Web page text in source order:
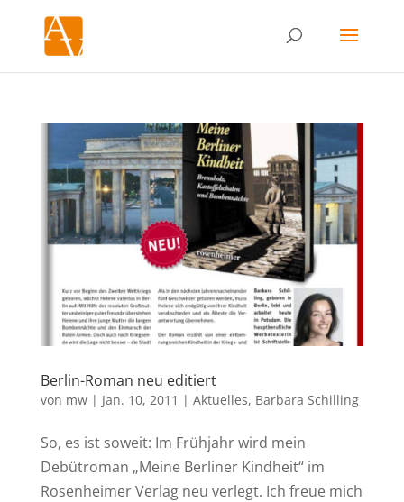
Berlin-Roman neu editiert
von mw| Jan. 10, 2011 | Aktuelles, Barbara Schilling
So, es ist soweit: Im Frühjahr wird mein
Debütroman „Meine Berliner Kindheit“ im
Rosenheimer Verlag neu verlegt. Ich freue mich